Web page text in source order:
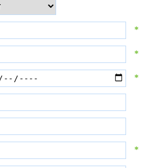
*
*
*
*